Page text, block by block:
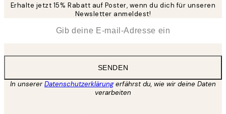
Erhalte jetzt 15% Rabatt auf Poster, wenn du dich für unseren
Newsletter anmeldest!
SENDEN
In unsererDatenschutzerklärungerfährst du, wie wir deine Daten
verarbeiten